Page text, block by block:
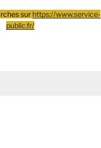
sur https://www.service-
public.fr/